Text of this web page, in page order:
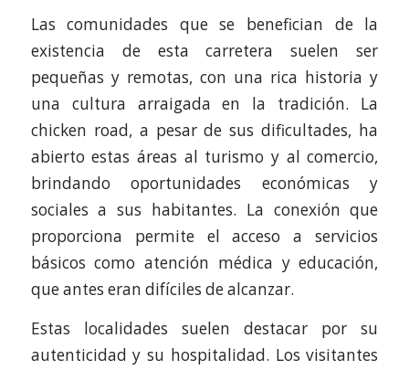
Las comunidades que se benefician de la
existencia de esta carretera suelen ser
pequeñas y remotas, con una rica historia y
una cultura arraigada en la tradición. La
chicken road, a pesar de sus dificultades, ha
abierto estas áreas al turismo y al comercio,
brindando oportunidades económicas y
sociales a sus habitantes. La conexión que
proporciona permite el acceso a servicios
básicos como atención médica y educación,
que antes eran difíciles de alcanzar.
Estas localidades suelen destacar por su
autenticidad y su hospitalidad. Los visitantes